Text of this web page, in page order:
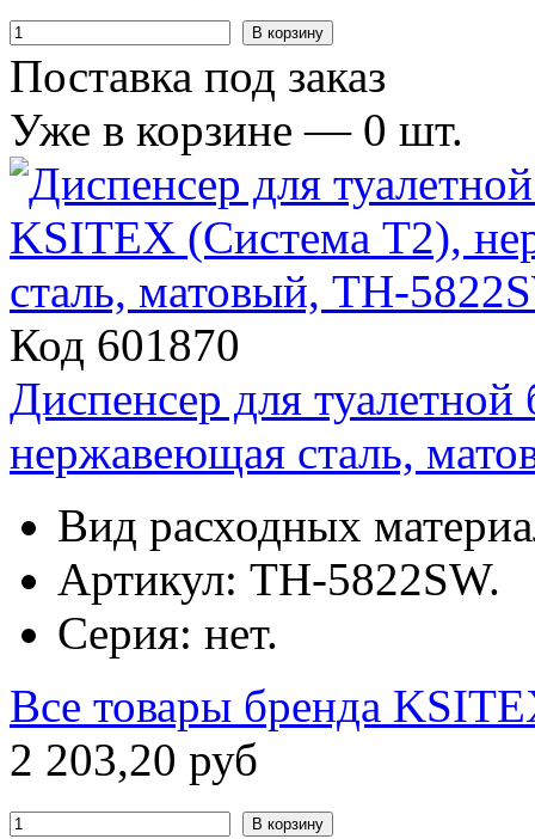
В корзину
Поставка под заказ
Уже в корзине — 0 шт.
Код 601870
Диспенсер для
нержавеющая сталь,
Вид расходных
Артикул: TН-5822SW.
Серия: нет.
Все товары бренда
2 203,20 руб
В корзину